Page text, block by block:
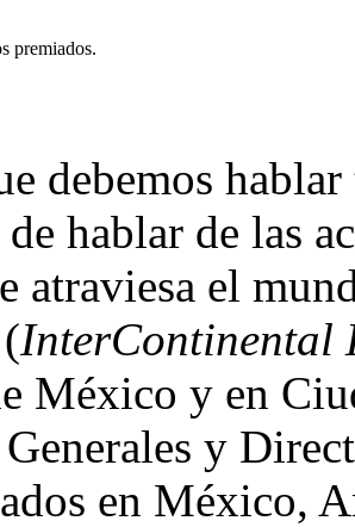
premiados.
debemos
hablar de las
atraviesa el
InterContinental
México y en
y
en México,